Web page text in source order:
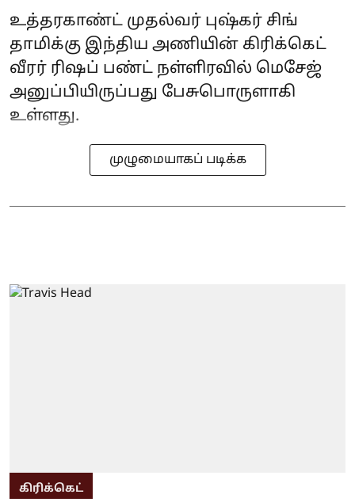
உத்தரகாண்ட் முதல்வர் புஷ்கர் சிங்
தாமிக்கு இந்திய அணியின் கிரிக்கெட்
வீரர் ரிஷப் பண்ட் நள்ளிரவில் மெசேஜ்
அனுப்பியிருப்பது பேசுபொருளாகி
உள்ளது.
முழுமையாகப் படிக்க
கிரிக்கெட்